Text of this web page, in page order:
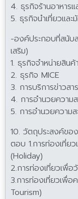
4. ธุรกิจร้านอาหารแ
5. ธุรกิจนำเที่ยวและ
-องค์ประกอบที่สนับ
เสริม)
1. ธุรกิจจำหน่ายสินค้
2. ธุรกิจ MICE
3. การบริการข่าวสา
4. การอำนวยความ
5. การอำนวยความ
10. วัตถุประสงค์ขอ
ตอบ 1.การท่องเที่ย
(Holiday)
2.การท่องเที่ยวเพื่
3.การท่องเที่ยวเพื่
Tourism)